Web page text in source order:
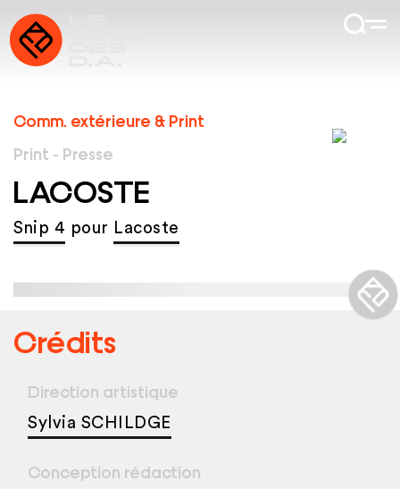
Comm. extérieure & Print
Print - Presse
LACOSTE
Snip 4 pour Lacoste
Crédits
Direction artistique
Sylvia SCHILDGE
Conception rédaction